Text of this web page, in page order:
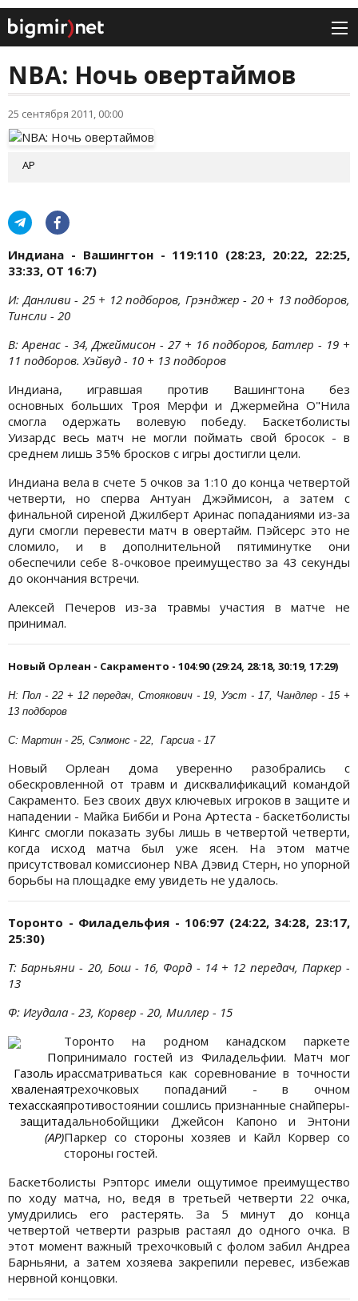
NBA: Ночь овертаймов
25 сентября 2011, 00:00
АР
Индиана - Вашингтон - 119:110 (28:23, 20:22, 22:25,
33:33, OT 16:7)
И: Данливи - 25 + 12 подборов, Грэнджер - 20 + 13 подборов,
Тинсли - 20
В: Аренас - 34, Джеймисон - 27 + 16 подборов, Батлер - 19 +
11 подборов. Хэйвуд - 10 + 13 подборов
Индиана, игравшая против Вашингтона без
основных больших Троя Мерфи и Джермейна О"Нила
смогла одержать волевую победу. Баскетболисты
Уизардс весь матч не могли поймать свой бросок - в
среднем лишь 35% бросков с игры достигли цели.
Индиана вела в счете 5 очков за 1:10 до конца четвертой
четверти, но сперва Антуан Джэймисон, а затем с
финальной сиреной Джилберт Аринас попаданиями из-за
дуги смогли перевести матч в овертайм. Пэйсерс это не
сломило, и в дополнительной пятиминутке они
обеспечили себе 8-очковое преимущество за 43 секунды
до окончания встречи.
Алексей Печеров из-за травмы участия в матче не
принимал.
Новый Орлеан - Сакраменто - 104:90 (29:24, 28:18, 30:19, 17:29)
Н: Пол - 22 + 12 передач, Стоякович - 19, Уэст - 17, Чандлер - 15 +
13 подборов
С: Мартин - 25, Сэлмонс - 22, Гарсиа - 17
Новый Орлеан дома уверенно разобрались с
обескровленной от травм и дисквалификаций командой
Сакраменто. Без своих двух ключевых игроков в защите и
нападении - Майка Бибби и Рона Артеста - баскетболисты
Кингс смогли показать зубы лишь в четвертой четверти,
когда исход матча был уже ясен. На этом матче
присутствовал комиссионер NBA Дэвид Стерн, но упорной
борьбы на площадке ему увидеть не удалось.
Торонто - Филадельфия - 106:97 (24:22, 34:28, 23:17,
25:30)
Т: Барньяни - 20, Бош - 16, Форд - 14 + 12 передач, Паркер -
13
Ф: Игудала - 23, Корвер - 20, Миллер - 15
По
Газоль и
хваленая
техасская
защита
(АР)
Торонто на родном канадском паркете
принимало гостей из Филадельфии. Матч мог
рассматриваться как соревнование в точности
трехочковых попаданий - в очном
противостоянии сошлись признанные снайперы-
дальнобойщики Джейсон Капоно и Энтони
Паркер со стороны хозяев и Кайл Корвер со
стороны гостей.
Баскетболисты Рэпторс имели ощутимое преимущество
по ходу матча, но, ведя в третьей четверти 22 очка,
умудрились его растерять. За 5 минут до конца
четвертой четверти разрыв растаял до одного очка. В
этот момент важный трехочковый с фолом забил Андреа
Барньяни, а затем хозяева закрепили перевес, избежав
нервной концовки.